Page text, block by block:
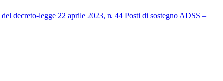
decreto-legge 22 aprile 2023, n. 44 Posti di sostegno ADSS –